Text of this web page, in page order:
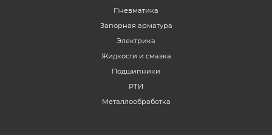
Пневматика
Запорная арматура
Электрика
Жидкости и смазка
Подшипники
РТИ
Металлообработка